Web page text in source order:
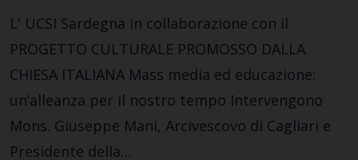
L' UCSI Sardegna in collaborazione con il
PROGETTO CULTURALE PROMOSSO DALLA
CHIESA ITALIANA Mass media ed educazione:
un’alleanza per il nostro tempo Intervengono
Mons. Giuseppe Mani, Arcivescovo di Cagliari e
Presidente della…